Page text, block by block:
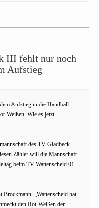
III fehlt nur noch
Aufstieg
Aufstieg in die Handball-
Weißen. Wie es jetzt
des TV Gladbeck
Zähler will die Mannschaft
beim TV Wattenscheid 01
Brockmann. „Wattenscheid hat
den Rot-Weißen der